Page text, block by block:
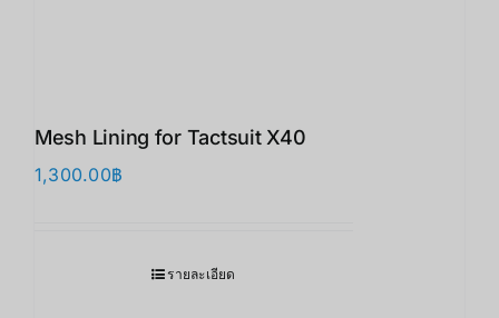
Mesh Lining for Tactsuit X40
1,300.00฿
รายละเอียด